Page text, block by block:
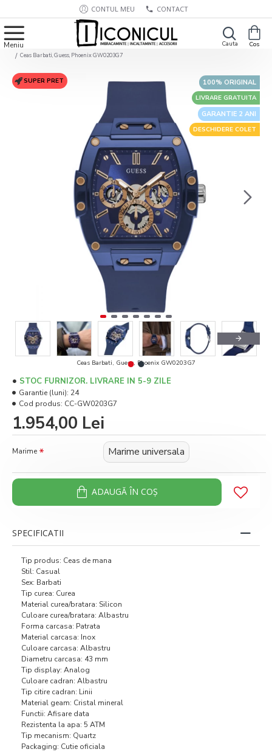
CONTUL MEU CONTACT
Ceas Barbati, Guess, Phoenix GW0203G7
GARANTIE 2 ANI
100% ORIGINAL
LIVRARE GRATUITA
DESCHIDERE COLET
SUPER PRET
Ceas Barbati, Guess, Phoenix GW0203G7
1.954,00 Lei
STOC FURNIZOR. LIVRARE IN 5-9 ZILE
Garantie (luni): 24
Cod produs: CC-GW0203G7
Marime Marime universala
ADAUGĂ ÎN COŞ
SPECIFICATII
Tip produs: Ceas de mana
Stil: Casual
Sex: Barbati
Tip curea: Curea
Material curea/bratara: Silicon
Culoare curea/bratara: Albastru
Forma carcasa: Patrata
Material carcasa: Inox
Culoare carcasa: Albastru
Diametru carcasa: 43 mm
Tip display: Analog
Culoare cadran: Albastru
Tip citire cadran: Linii
Material geam: Cristal mineral
Functii: Afisare data
Rezistenta la apa: 5 ATM
Tip mecanism: Quartz
Packaging: Cutie oficiala